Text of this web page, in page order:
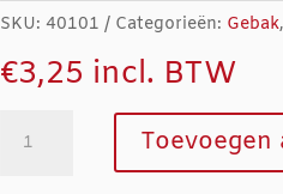
SKU:40101 Categorieën: Gebak,
€3,25 incl. BTW